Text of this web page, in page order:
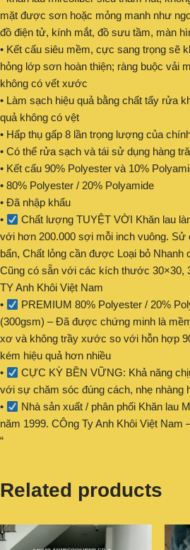
mặt được sơn hoặc mỏng manh như
đồ điện tử, kính mắt, đồ sưu tầm, màn
• Kết cấu siêu mềm, cực sang trọng sẽ
hỏng lớp sơn hoàn thiện; ràng buộc vải
không có vết xước
• Làm sạch hiệu quả bằng chất tẩy rửa
quả không có vệt
• Hấp thụ gấp 8 lần trọng lượng của
• Có thể rửa sạch và tái sử dụng hàng
• Kết cấu 90% Polyester và 10%
• 80% Polyester / 20% Polyamide
• Đã nhập khẩu
•
Chất lượng TUYỆT VỜI Khăn lau
với hơn 200.000 sợi mỗi inch vuông. Sử
bẩn, Chất lỏng cần được Loại bỏ Nhanh
Cũng có sẵn với các kích thước 30×30,
TY Anh Khôi Việt Nam
•
PREMIUM 80% Polyester / 20%
(300gsm) – Đã được chứng minh là
xơ và không trầy xước so với hỗn hợp
kém hiệu quả hơn nhiều
•
CỰC KỲ BỀN VỮNG: Khả năng
với sự chăm sóc đúng cách, nhẹ nhàng
•
Nhà sản xuất / phân phối Khăn lau
năm 1999. CÔng Ty Anh Khôi Việt Nam
“
Related products